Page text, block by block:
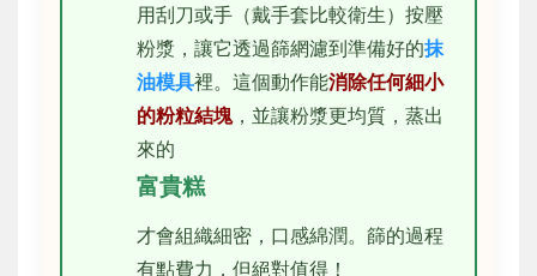
用刮刀或手（戴手套比較衛生）按壓
粉漿，讓它透過篩網濾到準備好的抹
油模具裡。這個動作能消除任何細小
的粉粒結塊，並讓粉漿更均質，蒸出
來的
富貴糕
才會組織細密，口感綿潤。篩的過程
有點費力，但絕對值得！